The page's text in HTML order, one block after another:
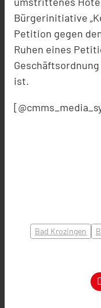
Bürgerinitiative
Petition gegen
Ruhen eines
ist.
Bad Krozingen